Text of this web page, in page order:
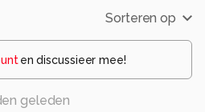
Sorteren op
en discussieer mee!
geleden